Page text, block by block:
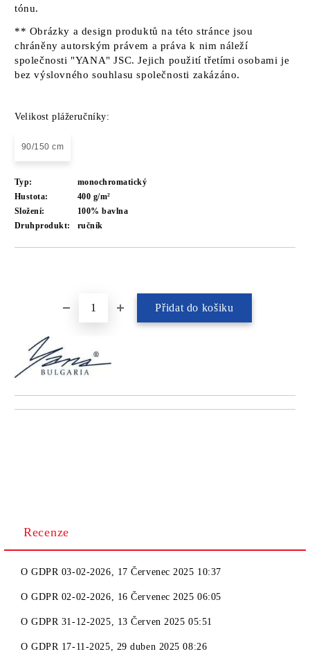
tónu.
** Obrázky a design produktů na této stránce jsou
chráněny autorským právem a práva k nim náleží
společnosti "YANA" JSC. Jejich použití třetími osobami je
bez výslovného souhlasu společnosti zakázáno.
Velikost plážeručníky:
90/150 cm
Typ:
monochromatický
Hustota:
400 g/m²
Složení:
100% bavlna
Druhprodukt:
ručník
Recenze
OGDPR 03-02-2026, 17 Červenec 2025 10:37
OGDPR 02-02-2026, 16 Červenec 2025 06:05
OGDPR 31-12-2025, 13 Červen 2025 05:51
OGDPR 17-11-2025, 29 duben 2025 08:26